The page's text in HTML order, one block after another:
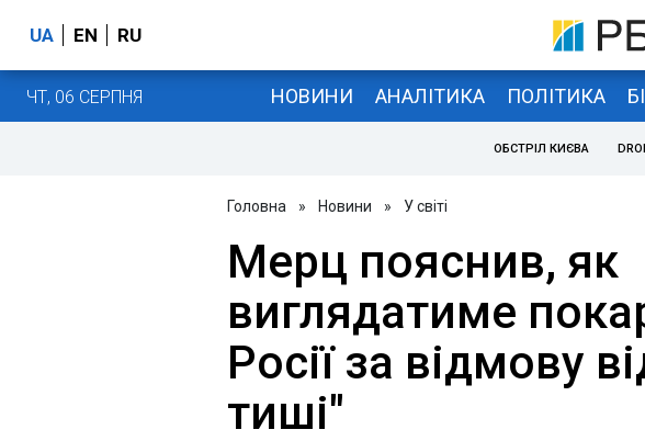
UA EN RU
ЧТ, 06 СЕРПНЯ НОВИНИ АНАЛІТИКА ПОЛІТИКА
ОБСТРІЛ КИЄВА
Головна » Новини » У світі
Мерц пояснив, як
виглядатиме
Росії за відмову
тиші"